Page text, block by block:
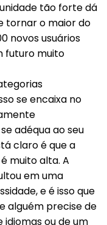
tão forte dá
tornar o maior do
novos usuários
futuro muito
se encaixa no
adéqua ao seu
claro é que a
muito alta. A
em uma
e é isso que
alguém precise de
ou de um